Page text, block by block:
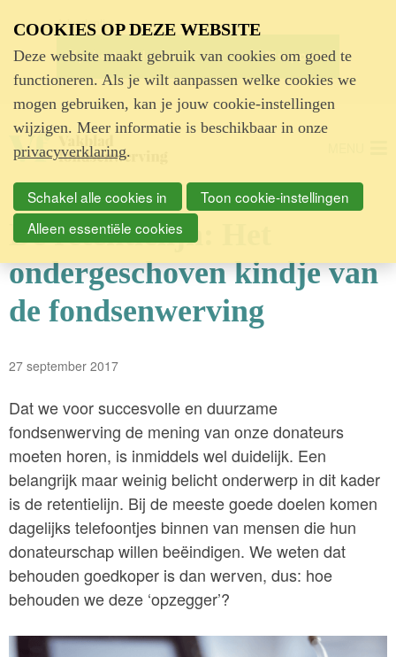
Advertentie
De retentielijn: Het
ondergeschoven kindje van
de fondsenwerving
27 september 2017
Dat we voor succesvolle en duurzame
fondsenwerving de mening van onze donateurs
moeten horen, is inmiddels wel duidelijk. Een
belangrijk maar weinig belicht onderwerp in dit kader
is de retentielijn. Bij de meeste goede doelen komen
dagelijks telefoontjes binnen van mensen die hun
donateurschap willen beëindigen. We weten dat
behouden goedkoper is dan werven, dus: hoe
behouden we deze ‘opzegger’?
COOKIES OP DEZE WEBSITE
Deze website maakt gebruik van cookies om goed te
functioneren. Als je wilt aanpassen welke cookies we
mogen gebruiken, kan je jouw cookie-instellingen
wijzigen. Meer informatie is beschikbaar in onze
privacyverklaring.
Schakel alle cookies in
Toon cookie-instellingen
Alleen essentiële cookies